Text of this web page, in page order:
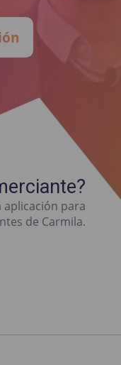
aplicación para
de Carmila.